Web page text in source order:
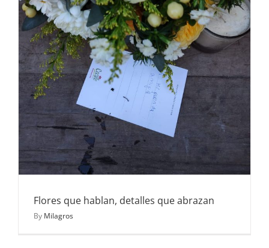
Flores que hablan, detalles que abrazan
By Milagros